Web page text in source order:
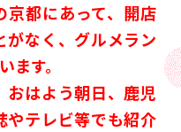
京都にあって、開店
がなく、グルメラン
ます。
おはよう朝日、鹿児
やテレビ等でも紹介